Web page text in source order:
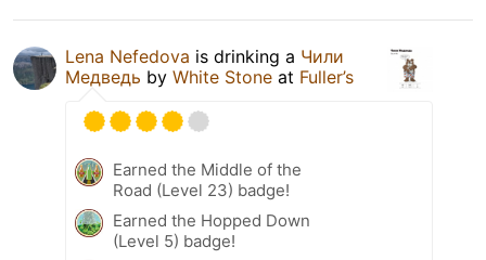
Lena Nefedova is drinking a Чили
Медведь by White Stone at Fuller’s
Earned the Middle of the
Road (Level 23) badge!
Earned the Hopped Down
(Level 5) badge!